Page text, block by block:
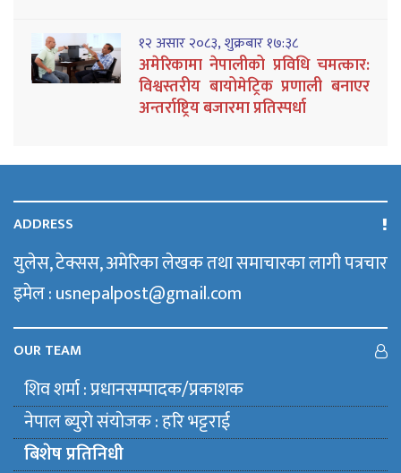
१२ असार २०८३, शुक्रबार १७:३८
अमेरिकामा नेपालीको प्रविधि चमत्कार:
विश्वस्तरीय बायोमेट्रिक प्रणाली बनाएर
अन्तर्राष्ट्रिय बजारमा प्रतिस्पर्धा
ADDRESS
युलेस, टेक्सस, अमेरिका लेखक तथा समाचारका लागी पत्रचार
इमेल : usnepalpost@gmail.com
OUR TEAM
शिव शर्मा : प्रधानसम्पादक/प्रकाशक
नेपाल ब्युराे संयाेजक : हरि भट्टराई
बिशेष प्रतिनिधी